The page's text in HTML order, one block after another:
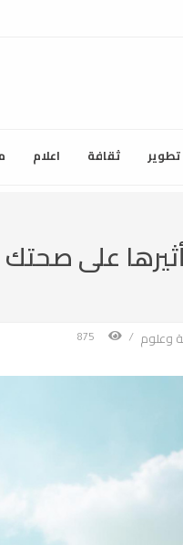
تطوير ثقافة اعلام
على
وعلوم /